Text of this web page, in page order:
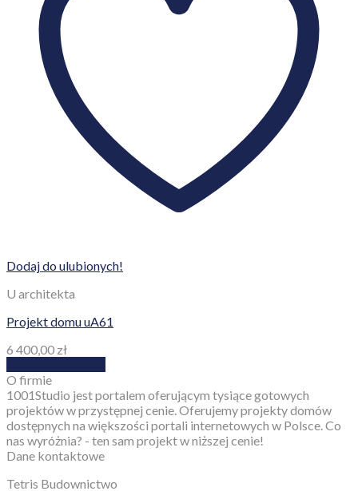
Dodaj do ulubionych!
U architekta
Projekt domu uA61
6 400,00 zł
O firmie
1001Studio jest portalem oferującym tysiące gotowych
projektów w przystępnej cenie. Oferujemy projekty domów
dostępnych na większości portali internetowych w Polsce. Co
nas wyróżnia? - ten sam projekt w niższej cenie!
Dane kontaktowe
Tetris Budownictwo